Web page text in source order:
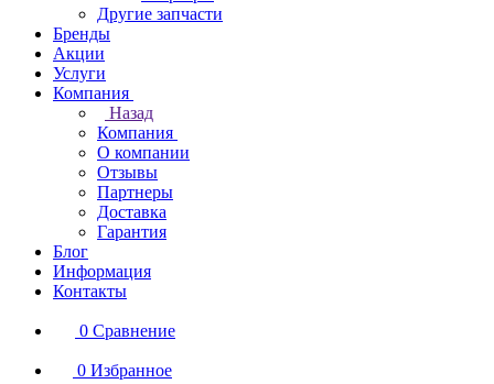
Другие запчасти
Бренды
Акции
Услуги
Компания
Назад
Компания
О компании
Отзывы
Партнеры
Доставка
Гарантия
Блог
Информация
Контакты
0 Сравнение
0 Избранное